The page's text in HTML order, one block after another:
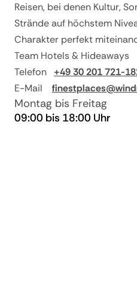
Reisen, bei denen Kultur,
Strände auf höchstem
Charakter perfekt
Team Hotels & Hideaways
Telefon
+49 30 201 721-
E-Mail
Montag bis Freitag
09:00 bis 18:00 Uhr